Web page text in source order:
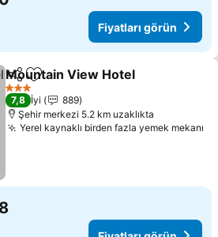
Fiyatları görün
PaylaşFavorilerime ekle
Mountain View Hotel
3 Yıldız
7,8 İyi
889
Şehir merkezi 5.2 km uzaklıkta
Yerel kaynaklı birden fazla yemek mekanı